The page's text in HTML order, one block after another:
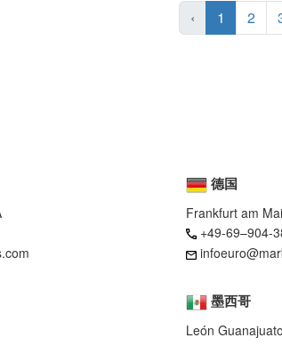
‹ 1 2
墨西哥
León
德国
Frankfurt am
+49-69–904-